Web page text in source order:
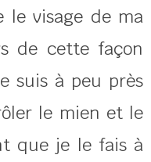
le visage de ma
de cette façon
suis à peu près
le mien et le
que je le fais à